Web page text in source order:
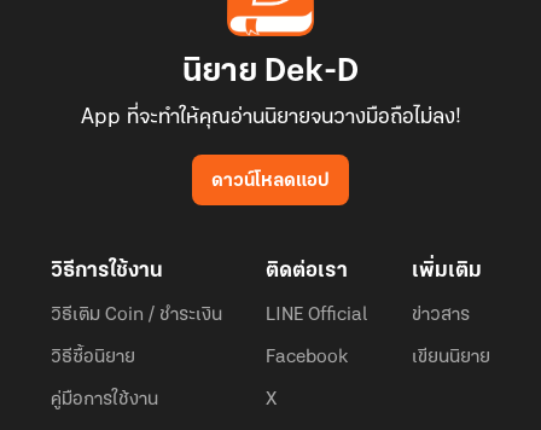
นิยาย Dek-D
App ที่จะทำให้คุณอ่านนิยายจนวางมือถือไม่ลง!
ดาวน์โหลดแอป
วิธีการใช้งาน
วิธีเติม Coin / ชำระเงิน
วิธีซื้อนิยาย
คู่มือการใช้งาน
ติดต่อเรา
LINE Official
Facebook
X
เพิ่มเติม
ข่าวสาร
เขียนนิยาย